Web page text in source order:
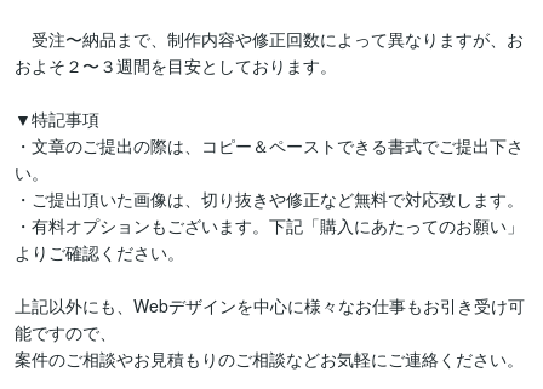
受注〜納品まで、制作内容や修正回数によって異なりますが、お
およそ２〜３週間を目安としております。
▼特記事項
・文章のご提出の際は、コピー＆ペーストできる書式でご提出下さ
い。
・ご提出頂いた画像は、切り抜きや修正など無料で対応致します。
・有料オプションもございます。下記「購入にあたってのお願い」
よりご確認ください。
上記以外にも、Webデザインを中心に様々なお仕事もお引き受け可
能ですので、
案件のご相談やお見積もりのご相談などお気軽にご連絡ください。